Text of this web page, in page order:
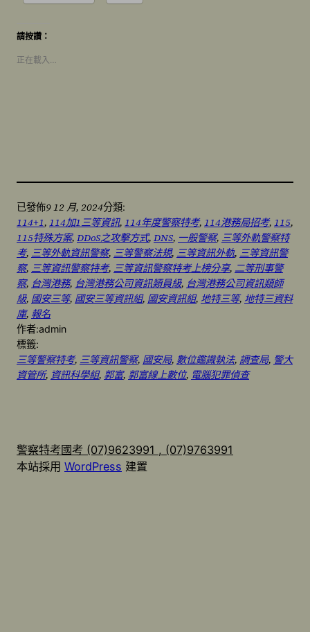
請按讚：
正在載入…
已發佈9 12 月, 2024分類:
114+1, 114加1三等資訊, 114年度警察特考, 114港務局招考, 115
115特殊方案, DDoS之攻擊方式, DNS, 一般警察, 三等外軌警察特
考, 三等外軌資訊警察, 三等警察法規, 三等資訊外軌, 三等資訊警
察, 三等資訊警察特考, 三等資訊警察特考上榜分享, 二等刑事警
察, 台灣港務, 台灣港務公司資訊類員級, 台灣港務公司資訊類師
級, 國安三等, 國安三等資訊組, 國安資訊組, 地特三等, 地特三資料
庫, 報名
作者:admin
標籤:
三等警察特考, 三等資訊警察, 國安局, 數位鑑識執法, 調查局, 警大
資管所, 資訊科學組, 郭富, 郭富線上數位, 電腦犯罪偵查
警察特考國考 (07)9623991 , (07)9763991
本站採用 WordPress 建置